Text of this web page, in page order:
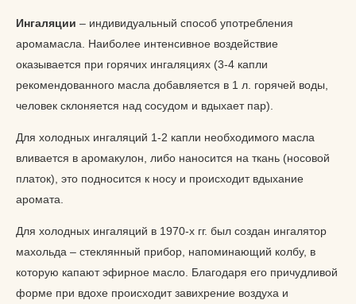
Ингаляции – индивидуальный способ употребления
аромамасла. Наиболее интенсивное воздействие
оказывается при горячих ингаляциях (3-4 капли
рекомендованного масла добавляется в 1 л. горячей воды,
человек склоняется над сосудом и вдыхает пар).
Для холодных ингаляций 1-2 капли необходимого масла
вливается в аромакулон, либо наносится на ткань (носовой
платок), это подносится к носу и происходит вдыхание
аромата.
Для холодных ингаляций в 1970-х гг. был создан ингалятор
махольда – стеклянный прибор, напоминающий колбу, в
которую капают эфирное масло. Благодаря его причудливой
форме при вдохе происходит завихрение воздуха и